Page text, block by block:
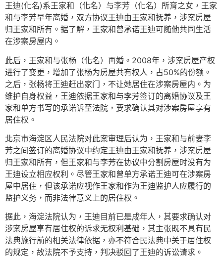
王迪(化名)系王家和（化名）与李芳（化名）所育之女，王家
和与李芳早年离婚，双方协议王迪由王家和抚养，涉案房屋
归王家和所有。据了解，王家和曾承诺王迪可随他共同生活
在涉案房屋内。
此后，王家和与张杨（化名）再婚。2008年，涉案房屋产权
进行了变更，增加了张杨为房屋共有权人，占50%的份额。
之后，张杨将王迪赶出家门，不让她居住在涉案房屋内。为
维护自身权益，王迪依据王家和与李芳签订的离婚协议及王
家和单方书写的承诺诉至法院，要求确认其对涉案房屋享有
居住权。
北京市海淀区人民法院对此案审理后认为，王家和与前妻李
芳之间签订的离婚协议中约定王迪由王家和抚养，涉案房屋
归王家和所有，但王家和与李芳在协议中分割房屋时没有为
王迪设立相应权利。尽管王家和曾单方承诺王迪可在涉案房
屋中居住，但该承诺应视作王家和作为王迪监护人应履行的
监护义务，而非法律意义上的居住权。
据此，海淀法院认为，王迪目前已是成年人，其要求确认对
涉案房屋享有居住权的诉求无权利基础，其主张既不具有民
法典施行前的相关法律依据，亦不符合民法典中关于居住权
的规定，故法院不予支持，判决驳回了王迪的诉讼请求。